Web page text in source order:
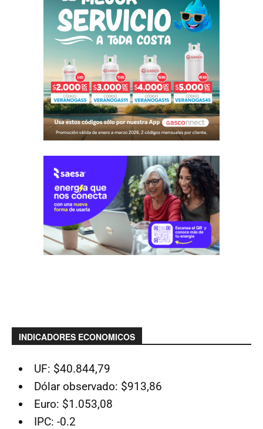
INDICADORES ECONOMICOS
UF: $40.844,79
Dólar observado: $913,86
Euro: $1.053,08
IPC: -0.2